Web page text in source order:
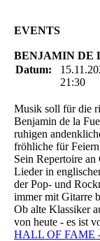
EVENTS
BENJAMIN DE
Datum:
21:30
Musik soll für die
Benjamin de la
ruhigen
fröhliche für
Sein Repertoire
Lieder in
der Pop- und
immer mit Gitarre
Ob alte Klassiker
von heute - es ist
HALL OF FAME